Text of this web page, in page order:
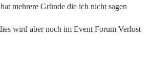
mehrere Gründe die ich nicht sagen
wird aber noch im Event Forum Verlost